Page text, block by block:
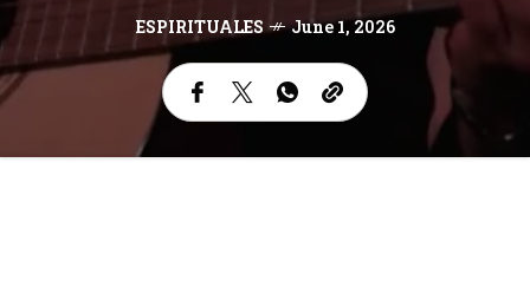
ESPIRITUALES June 1, 2026